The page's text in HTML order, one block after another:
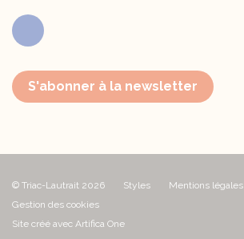
Facebook
S'abonner à la newsletter
© Triac-Lautrait 2026 Styles Mentions légales
Gestion des cookies
Site créé avec Artifica One